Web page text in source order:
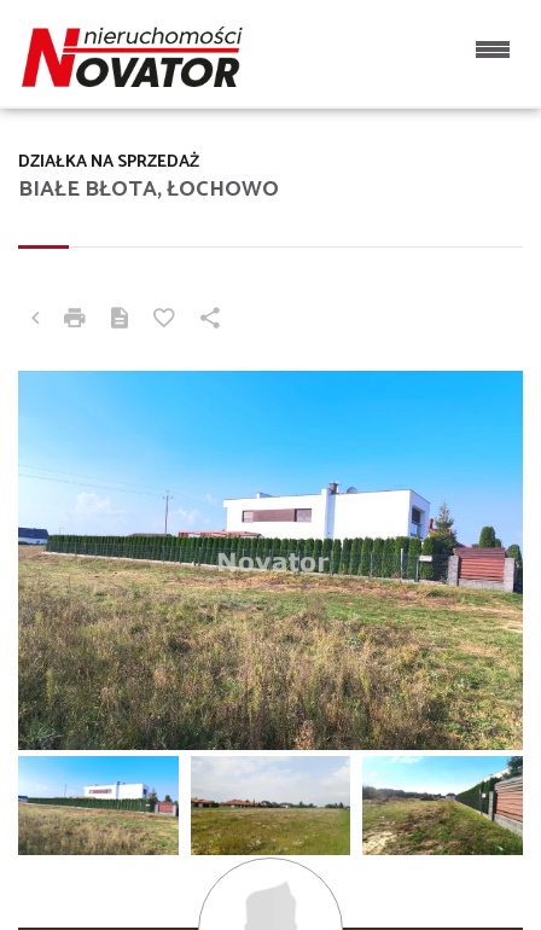
BIAŁE BŁOTA, ŁOCHOWO
DZIAŁKA NA SPRZEDAŻ